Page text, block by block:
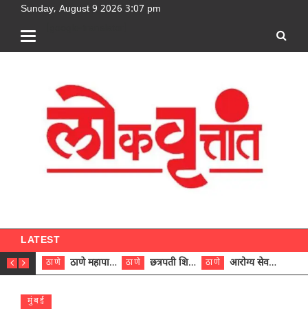
Sunday, August 9 2026 3:07 pm
LATEST
ठाणे ठाणे महापालिकेच्या नऊ प्रभाग समित्यांवर अध्यक्ष विराजमान ठाणे छत्रपती शिवाजी महाराज रुग्णालयात दुर्मिळ ट्युमरची यशस्वी शस्त्रक्रिया ठाणे आरोग्य सेवक (पुरुष) पदावरून ११ कर्मचाऱ्यांना आरोग्य सहाय्यक (पुरुष) पदावर पदोन्नती; मुख्य कार्यकारी अधिकारी रणजित यादव यांच्या हस्ते आदेश वितरण
मुंबई